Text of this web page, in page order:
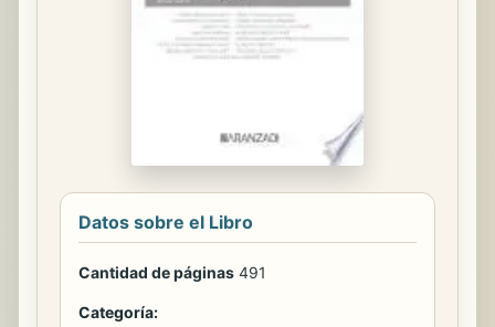
Datos sobre el Libro
Cantidad de páginas 491
Categoría: